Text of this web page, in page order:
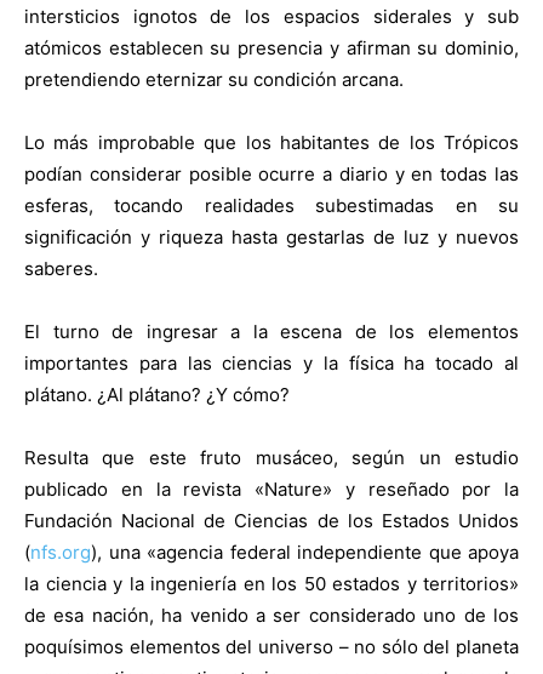
intersticios ignotos de los espacios siderales y sub
atómicos establecen su presencia y afirman su dominio,
pretendiendo eternizar su condición arcana.
Lo más improbable que los habitantes de los Trópicos
podían considerar posible ocurre a diario y en todas las
esferas, tocando realidades subestimadas en su
significación y riqueza hasta gestarlas de luz y nuevos
saberes.
El turno de ingresar a la escena de los elementos
importantes para las ciencias y la física ha tocado al
plátano. ¿Al plátano? ¿Y cómo?
Resulta que este fruto musáceo, según un estudio
publicado en la revista «Nature» y reseñado por la
Fundación Nacional de Ciencias de los Estados Unidos
(nfs.org), una «agencia federal independiente que apoya
la ciencia y la ingeniería en los 50 estados y territorios»
de esa nación, ha venido a ser considerado uno de los
poquísimos elementos del universo – no sólo del planeta